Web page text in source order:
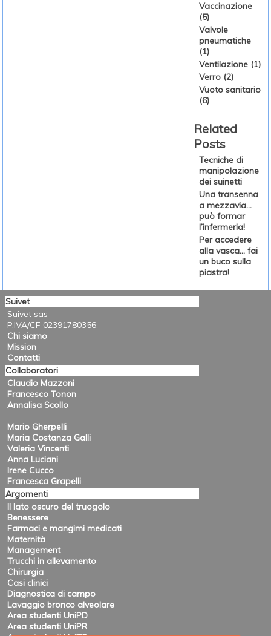
Vaccinazione
(5)
Valvole
pneumatiche
(1)
Ventilazione (1)
Verro (2)
Vuoto sanitario
(6)
Related
Posts
Tecniche di
manipolazione
dei suinetti
Una transenna
a mezzavia…
può formar
l’infermeria!
Per accedere
alla vasca… fai
un buco sulla
piastra!
Suivet
Suivet sas
P.IVA/CF 02391780356
Chi siamo
Mission
Contatti
Collaboratori
Claudio Mazzoni
Francesco Tonon
Annalisa Scollo
Mario Gherpelli
Maria Costanza Galli
Valeria Vincenti
Anna Luciani
Irene Cucco
Francesca Grapelli
Argomenti
Il lato oscuro del truogolo
Benessere
Farmaci e mangimi medicati
Maternità
Management
Trucchi in allevamento
Chirurgia
Casi clinici
Diagnostica di campo
Lavaggio bronco alveolare
Area studenti UniPD
Area studenti UniPR